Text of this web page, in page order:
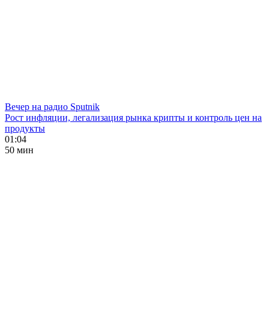
Вечер на радио Sputnik
Рост инфляции, легализация рынка крипты и контроль цен на
продукты
01:04
50 мин